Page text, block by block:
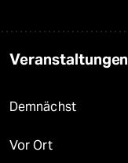
Veranstaltungen
Demnächst
Vor Ort